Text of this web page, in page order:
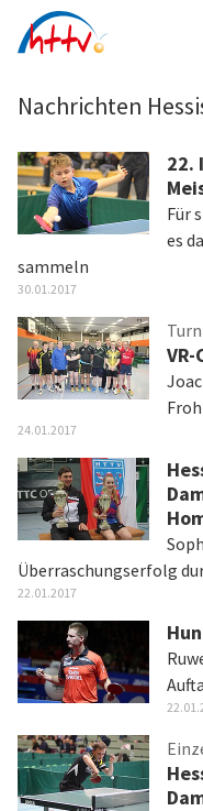
Inhalt
Nachrichten
22.
Für
es
sammeln
30.01.2017
24.01.2017
Überraschungserfolg
22.01.2017